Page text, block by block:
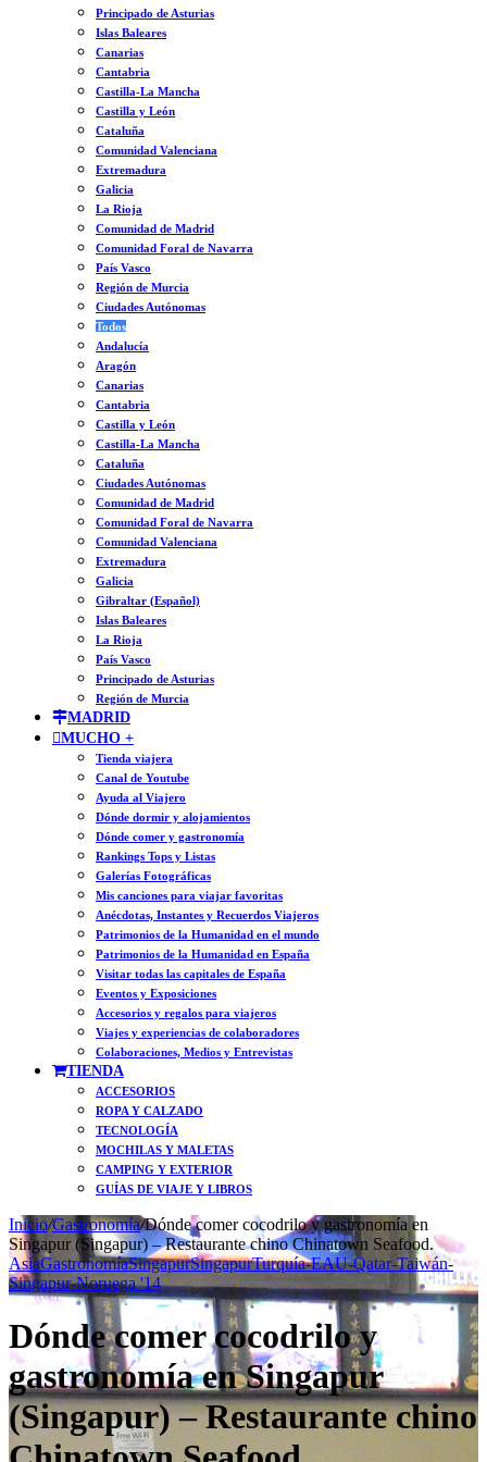
Principado de Asturias
Islas Baleares
Canarias
Cantabria
Castilla-La Mancha
Castilla y León
Cataluña
Comunidad Valenciana
Extremadura
Galicia
La Rioja
Comunidad de Madrid
Comunidad Foral de Navarra
País Vasco
Región de Murcia
Ciudades Autónomas
Todos
Andalucía
Aragón
Canarias
Cantabria
Castilla y León
Castilla-La Mancha
Cataluña
Ciudades Autónomas
Comunidad de Madrid
Comunidad Foral de Navarra
Comunidad Valenciana
Extremadura
Galicia
Gibraltar (Español)
Islas Baleares
La Rioja
País Vasco
Principado de Asturias
Región de Murcia
MADRID
MUCHO +
Tienda viajera
Canal de Youtube
Ayuda al Viajero
Dónde dormir y alojamientos
Dónde comer y gastronomía
Rankings Tops y Listas
Galerías Fotográficas
Mis canciones para viajar favoritas
Anécdotas, Instantes y Recuerdos Viajeros
Patrimonios de la Humanidad en el mundo
Patrimonios de la Humanidad en España
Visitar todas las capitales de España
Eventos y Exposiciones
Accesorios y regalos para viajeros
Viajes y experiencias de colaboradores
Colaboraciones, Medios y Entrevistas
TIENDA
ACCESORIOS
ROPA Y CALZADO
TECNOLOGÍA
MOCHILAS Y MALETAS
CAMPING Y EXTERIOR
GUÍAS DE VIAJE Y LIBROS
Inicio/Gastronomía/Dónde comer cocodrilo y gastronomía en
Singapur (Singapur) – Restaurante chino Chinatown Seafood.
AsiaGastronomíaSingapurSingapurTurquía-EAU-Qatar-Taiwán-
Singapur-Noruega '14
Dónde comer cocodrilo y
gastronomía en Singapur
(Singapur) – Restaurante chino